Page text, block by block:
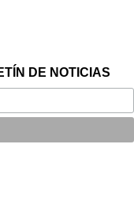
DE NOTICIAS